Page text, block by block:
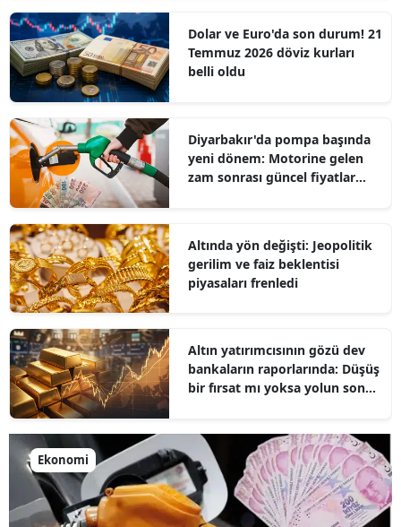
Dolar ve Euro'da son durum! 21
Temmuz 2026 döviz kurları
belli oldu
Diyarbakır'da pompa başında
yeni dönem: Motorine gelen
zam sonrası güncel fiyatlar
Altında yön değişti: Jeopolitik
gerilim ve faiz beklentisi
piyasaları frenledi
Altın yatırımcısının gözü dev
bankaların raporlarında: Düşüş
bir fırsat mı yoksa yolun sonu
Ekonomi